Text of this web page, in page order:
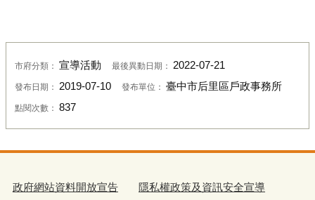
市府分類： 宣導活動 最後異動日期： 2022-07-21
發布日期： 2019-07-10 發布單位： 臺中市后里區戶政事務所
點閱次數： 837
政府網站資料開放宣告 隱私權政策及資訊安全宣導